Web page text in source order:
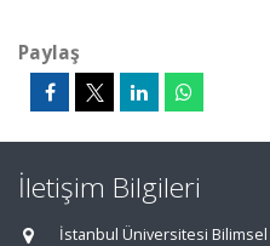
Paylaş
İletişim Bilgileri
İstanbul Üniversitesi